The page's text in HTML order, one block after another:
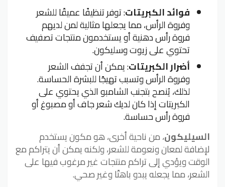
فوائد الكبريتات: توفر تنظيفًا عميقًا للشعر
وفروة الرأس، مما يجعلها مثالية لمن لديهم
فروة رأس دهنية أو يستخدمون منتجات تصفيف
تحتوي على زيوت وسليكون.
أضرار الكبريتات: يمكن أن تجفف الشعر
وفروة الرأس وتسبب تهيجًا للبشرة الحساسة.
لذلك، يُنصح بتجنب الشامبو الذي يحتوي على
الكبريتات إذا كان لديك شعر جاف أو مصبوغ أو
فروة رأس حساسة.
السيليكون، من ناحية أخرى، هو مكون يستخدم
لإضافة لمعان ونعومة للشعر، ولكنه يمكن أن يتراكم مع
الوقت ويؤدي إلى تراكم منتجات غير مرغوب فيها على
الشعر، مما يجعله يبدو باهتًا وغير صحي.